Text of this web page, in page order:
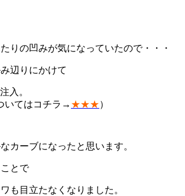
りの凹みが気になっていたので・・・
辺りにかけて
入。
いてはコチラ→ ★★★）
カーブになったと思います。
とで
も目立たなくなりました。